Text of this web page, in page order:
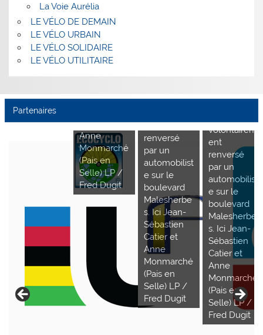
La Voie Aurélia
LE VÉLO DE DEMAIN
LE VÉLO URBAIN
LE VÉLO SOLIDAIRE
LE VÉLO UTILITAIRE
Partenaires
ent
renversé
par un
automobilist
e sur le
s. Ici Jean-
Catier et
Anne
Monmarché
(Pais en
Selle) LP /
Fred Dugit
été
ent
renversé
par un
automobilist
e sur le
boulevard
Malesherbe
s. Ici Jean-
Sébastien
Catier et
Anne
Monmarché
(Pais en
Selle) LP /
Fred Dugit
volontairem
ent
renversé
par un
automobilist
e sur le
boulevard
Malesherbe
s. Ici Jean-
Sébastien
Catier et
Anne
Monmarché
(Pais en
Selle) LP /
Fred Dugit